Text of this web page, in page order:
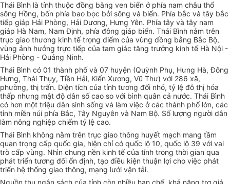
Thái Bình là tỉnh thuộc đồng bằng ven biển ở phía nam châu thổ
sông Hồng, bốn phía bao bọc bởi sông và biển. Phía bắc và tây bắc
tiếp giáp Hải Phòng, Hải Dương, Hưng Yên. Phía tây và tây nam
giáp Hà Nam, Nam Định, phía đông giáp biển. Thái Bình nằm trên
trục giao thương kinh tế trọng điểm của vùng đồng bằng Bắc Bộ,
vùng ảnh hưởng trực tiếp của tam giác tăng trưởng kinh tế Hà Nội -
Hải Phòng - Quảng Ninh.
Thái Bình có 01 thành phố và 07 huyện (Quỳnh Phụ, Hưng Hà, Đông
Hưng, Thái Thụy, Tiền Hải, Kiến Xương, Vũ Thư) với 286 xã,
phường, thị trấn. Diện tích của tỉnh tương đối nhỏ, tỷ lệ đô thị hóa
thấp nhưng mật độ dân số cao so với bình quân cả nước. Thái Bình
có hơn một triệu dân sinh sống và làm việc ở các thành phố lớn, các
tỉnh miền núi phía Bắc, Tây Nguyên và Nam Bộ. Số lượng người dân
làm nông nghiệp chiếm tỷ lệ cao.
Thái Bình không nằm trên trục giao thông huyết mạch mang tầm
quan trọng cấp quốc gia, hiện chỉ có quốc lộ 10, quốc lộ 39 với vai
trò cấp vùng. Nhìn chung nền kinh tế của tỉnh trong thời gian qua
phát triển tương đối ổn định, tạo điều kiện thuận lợi cho việc phát
triển hệ thống giao thông, mạng lưới vận tải.
Nguồn thu ngân sách của tỉnh còn nhiều hạn chế, khả năng trợ giá